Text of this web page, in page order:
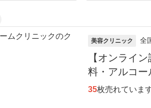
美容クリニック 全
【オンライ
料・アルコ
35枚売れていま